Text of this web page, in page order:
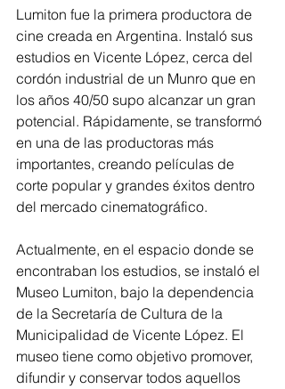
Lumiton fue la primera productora de
cine creada en Argentina. Instaló sus
estudios en Vicente López, cerca del
cordón industrial de un Munro que en
los años 40/50 supo alcanzar un gran
potencial. Rápidamente, se transformó
en una de las productoras más
importantes, creando películas de
corte popular y grandes éxitos dentro
del mercado cinematográfico.
Actualmente, en el espacio donde se
encontraban los estudios, se instaló el
Museo Lumiton, bajo la dependencia
de la Secretaría de Cultura de la
Municipalidad de Vicente López. El
museo tiene como objetivo promover,
difundir y conservar todos aquellos